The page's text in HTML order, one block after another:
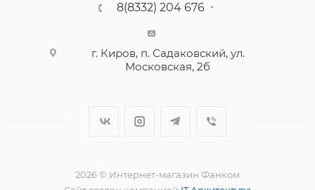
8(8332) 204 676
г. Киров, п. Садаковский, ул.
Московская, 2б
2026 © Интернет-магазин Фанком